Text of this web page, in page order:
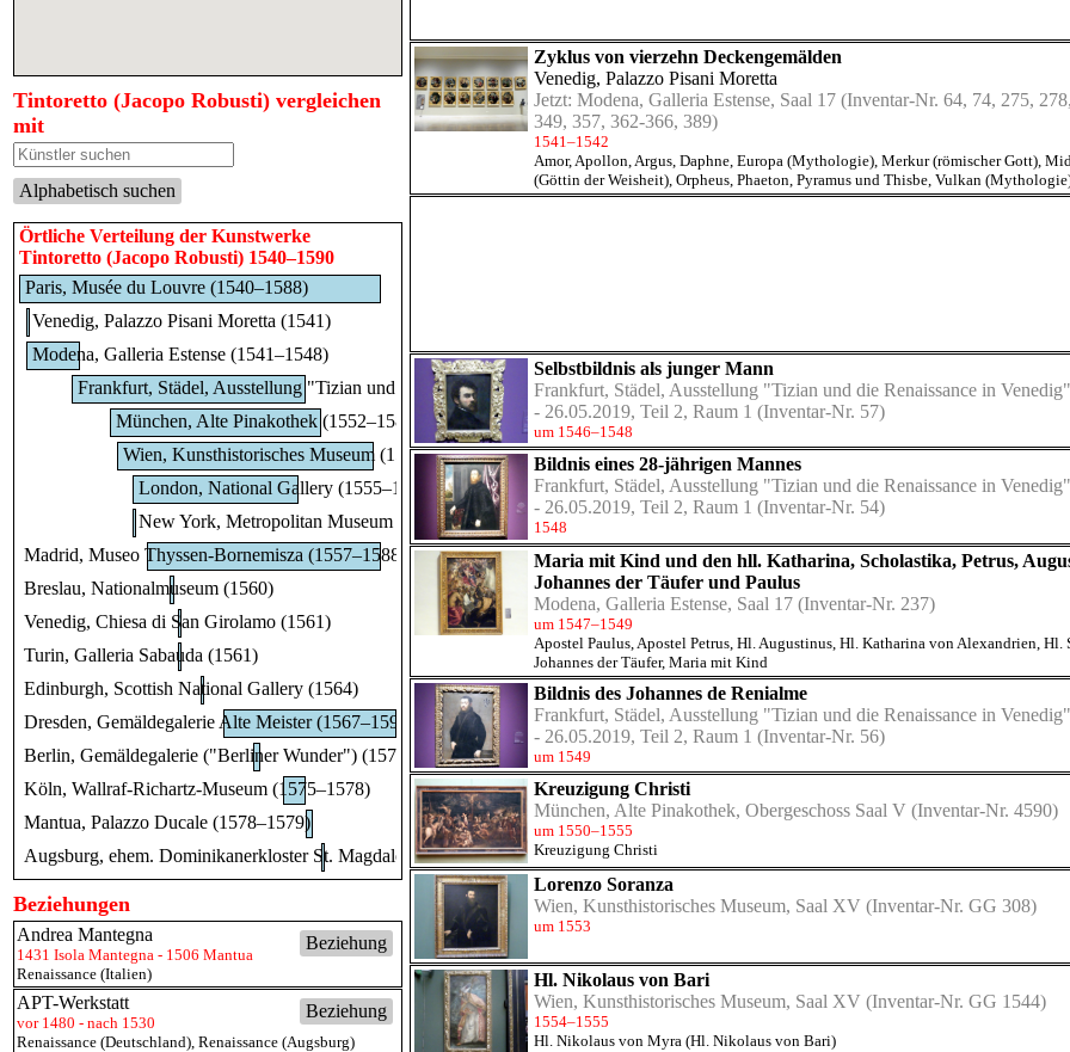
Tintoretto (Jacopo Robusti) vergleichen
mit
Alphabetisch suchen
Örtliche Verteilung der Kunstwerke
Tintoretto (Jacopo Robusti) 1540–1590
Paris, Musée du Louvre (1540–1588)
Venedig, Palazzo Pisani Moretta (1541)
Modena, Galleria Estense (1541–1548)
Frankfurt, Städel, Ausstellung "Tizian und die Renaissance in Venedig" vom 13.02. - 26.05.2019 (1547–1578)
München, Alte Pinakothek (1552–1580)
Wien, Kunsthistorisches Museum (1553–1587)
London, National Gallery (1555–1577)
New York, Metropolitan Museum of Art (Met) (1555)
Madrid, Museo Thyssen-Bornemisza (1557–1588)
Breslau, Nationalmuseum (1560)
Venedig, Chiesa di San Girolamo (1561)
Turin, Galleria Sabauda (1561)
Edinburgh, Scottish National Gallery (1564)
Dresden, Gemäldegalerie Alte Meister (1567–1590)
Berlin, Gemäldegalerie ("Berliner Wunder") (1571–1572)
Köln, Wallraf-Richartz-Museum (1575–1578)
Mantua, Palazzo Ducale (1578–1579)
Augsburg, ehem. Dominikanerkloster St. Magdalena, Klosterkirche (1580)
Beziehungen
Beziehung
Andrea Mantegna
1431 Isola Mantegna - 1506 Mantua
Renaissance (Italien)
Beziehung
APT-Werkstatt
vor 1480 - nach 1530
Renaissance (Deutschland), Renaissance (Augsburg)
Zyklus von vierzehn Deckengemälden
Venedig, Palazzo Pisani Moretta
Jetzt: Modena, Galleria Estense, Saal 17 (Inventar-Nr. 64, 74, 275,
349, 357, 362-366, 389)
1541–1542
Amor,Apollon,Argus, Daphne, Europa (Mythologie), Merkur (römischer Gott),
(Göttin der Weisheit), Orpheus, Phaeton, Pyramus und Thisbe, Vulkan
Selbstbildnis als junger Mann
Frankfurt, Städel, Ausstellung "Tizian und die Renaissance in
- 26.05.2019, Teil 2, Raum 1 (Inventar-Nr. 57)
um 1546–1548
Bildnis eines 28-jährigen Mannes
Frankfurt, Städel, Ausstellung "Tizian und die Renaissance in
- 26.05.2019, Teil 2, Raum 1 (Inventar-Nr. 54)
1548
Maria mit Kind und den hll. Katharina, Scholastika, Petrus,
Johannes der Täufer und Paulus
Modena, Galleria Estense, Saal 17 (Inventar-Nr. 237)
um 1547–1549
Apostel Paulus Apostel Petrus Hl. Augustinus Hl. Katharina von Alexandrien Hl.
Johannes der Täufer, Maria mit Kind
Bildnis des Johannes de Renialme
Frankfurt, Städel, Ausstellung "Tizian und die Renaissance in
- 26.05.2019, Teil 2, Raum 1 (Inventar-Nr. 56)
um 1549
Kreuzigung Christi
München, Alte Pinakothek, Obergeschoss Saal V (Inventar-Nr. 4590)
um 1550–1555
Kreuzigung Christi
Lorenzo Soranza
Wien, Kunsthistorisches Museum, Saal XV (Inventar-Nr. GG 308)
um 1553
Hl. Nikolaus von Bari
Wien, Kunsthistorisches Museum, Saal XV (Inventar-Nr. GG 1544)
1554–1555
Hl. Nikolaus von Myra (Hl. Nikolaus von Bari)